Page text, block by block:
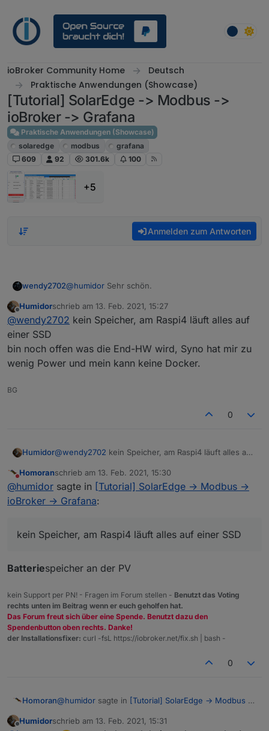
ioBroker Community Home
Deutsch
Praktische Anwendungen (Showcase)
[Tutorial] SolarEdge -> Modbus ->
ioBroker -> Grafana
Praktische Anwendungen (Showcase)
solaredge
modbus
grafana
609
92 301.6k 100
+5
Anmelden zum Antworten
wendy2702@humidor Sehr schön.
Dann kannst du dich ja jetzt mit Visualisierung
und/oder Statistiken beschäftigen ;-)
Offline
Humidorschrieb am 13. Feb. 2021, 15:27
zuletzt editiert von
@wendy2702 kein Speicher, am Raspi4 läuft alles auf
einer SSD
bin noch offen was die End-HW wird, Syno hat mir zu
wenig Power und mein kann keine Docker.
BG
0
Humidor@wendy2702 kein Speicher, am Raspi4 läuft alles auf
bin noch offen was die End-HW wird, Syno hat mir zu
wenig Power und mein kann keine Docker.
Nicht stören
Homoranschrieb am 13. Feb. 2021, 15:30
zuletzt editiert von
@humidor sagte in [Tutorial] SolarEdge -> Modbus ->
ioBroker -> Grafana:
kein Speicher, am Raspi4 läuft alles auf einer SSD
Batteriespeicher an der PV
kein Support per PN! - Fragen im Forum stellen - Benutzt das Voting
rechts unten im Beitrag wenn er euch geholfen hat.
Das Forum freut sich über eine Spende. Benutzt dazu den
Spendenbutton oben rechts. Danke!
der Installationsfixer: curl -fsL https://iobroker.net/fix.sh | bash -
0
Homoran@humidor sagte in [Tutorial] SolarEdge -> Modbus -
Humidorschrieb am 13. Feb. 2021, 15:31
zuletzt editiert von